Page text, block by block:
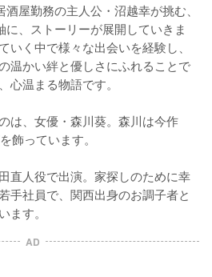
屋勤務の主人公・沼越幸が挑む、
に、ストーリーが展開していきま
いく中で様々な出会いを経験し、
温かい絆と優しさにふれることで
心温まる物語です。
は、女優・森川葵。森川は今作
飾っています。
直人役で出演。家探しのために幸
手社員で、関西出身のお調子者と
す。
AD